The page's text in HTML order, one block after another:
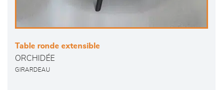
Table ronde extensible
ORCHIDÉE
GIRARDEAU